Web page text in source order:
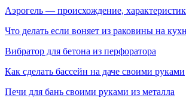
Аэрогель — происхождение,
Что делать если воняет из раковины на
Вибратор для бетона из перфоратора
Как сделать бассейн на даче своими руками
Печи для бань своими руками из металла